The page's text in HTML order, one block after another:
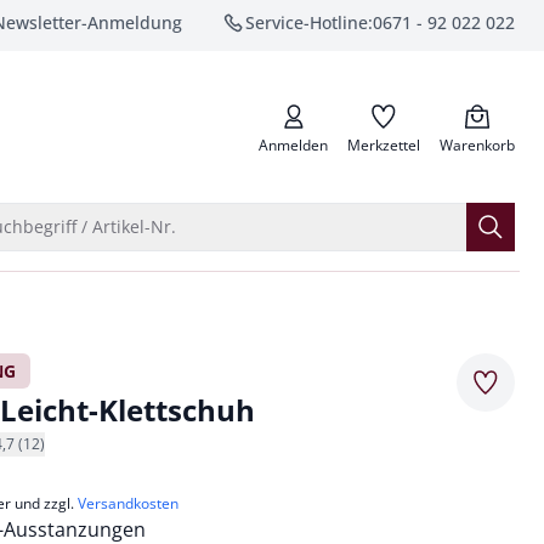
Anmeldung Service-Hotline:0671 - 92 022 022
anrufen
Anmelden Merkzettel Warenkorb
/ Artikel-Nr.
Klettschuh
(12)
und zzgl.Versandkosten